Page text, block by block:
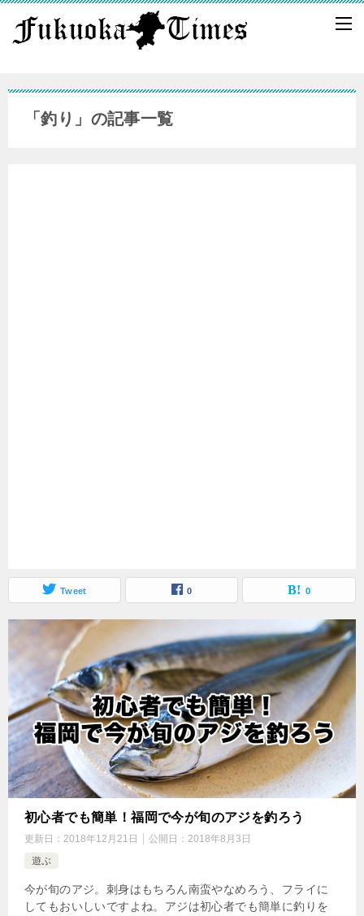
「釣り」の記事一覧
Tweet 0 0
初心者でも簡単！福岡で今が旬のアジを釣ろう
更新日： 2018年12月21日 公開日： 2018年8月3日
遊ぶ
今が旬のアジ。刺身はもちろん南蛮やなめろう、フライに
してもおいしいですよね。アジは初心者でも簡単に釣りを